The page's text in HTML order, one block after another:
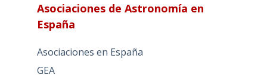
Asociaciones de Astronomía en
España
Asociaciones en España
GEA